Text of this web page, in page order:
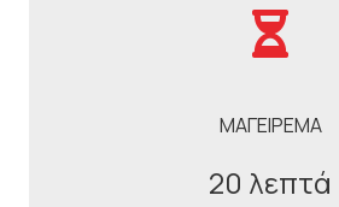
ΜΑΓΕΙΡΕΜΑ
20 λεπτά